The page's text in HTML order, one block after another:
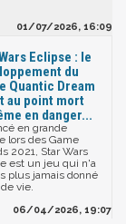
01/07/2026, 16:09
Eclipse : le
du
Quantic Dream
au point mort
en danger...
en grande
lors des Game
2021, Star Wars
est un jeu qui n'a
plus jamais donné
vie.
06/04/2026, 19:07